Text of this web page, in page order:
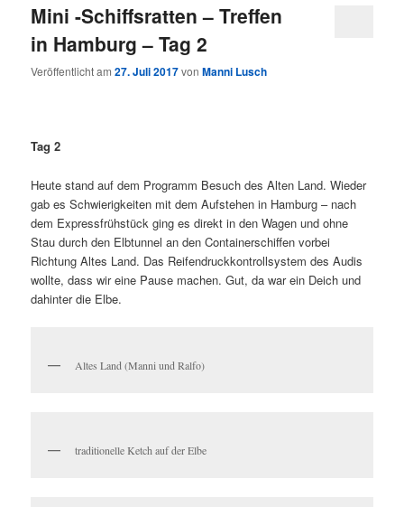
Mini -Schiffsratten – Treffen
in Hamburg – Tag 2
Veröffentlicht am27. Juli 2017vonManni Lusch
Tag 2
Heute stand auf dem Programm Besuch des Alten Land. Wieder
gab es Schwierigkeiten mit dem Aufstehen in Hamburg – nach
dem Expressfrühstück ging es direkt in den Wagen und ohne
Stau durch den Elbtunnel an den Containerschiffen vorbei
Richtung Altes Land. Das Reifendruckkontrollsystem des Audis
wollte, dass wir eine Pause machen. Gut, da war ein Deich und
dahinter die Elbe.
Altes Land (Manni und Ralfo)
traditionelle Ketch auf der Elbe